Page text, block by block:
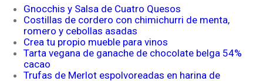
Gnocchis y Salsa de Cuatro Quesos
Costillas de cordero con chimichurri de menta,
romero y cebollas asadas
Crea tu propio mueble para vinos
Tarta vegana de ganache de chocolate belga 54%
cacao
Trufas de Merlot espolvoreadas en harina de